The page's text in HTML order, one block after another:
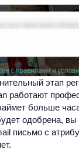
этап
работают
больше
одобрена, вы
письмо с